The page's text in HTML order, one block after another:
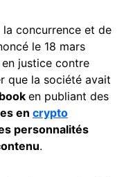
la concurrence et de
le 18 mars
en justice contre
que la société avait
en publiant des
en crypto
personnalités
.